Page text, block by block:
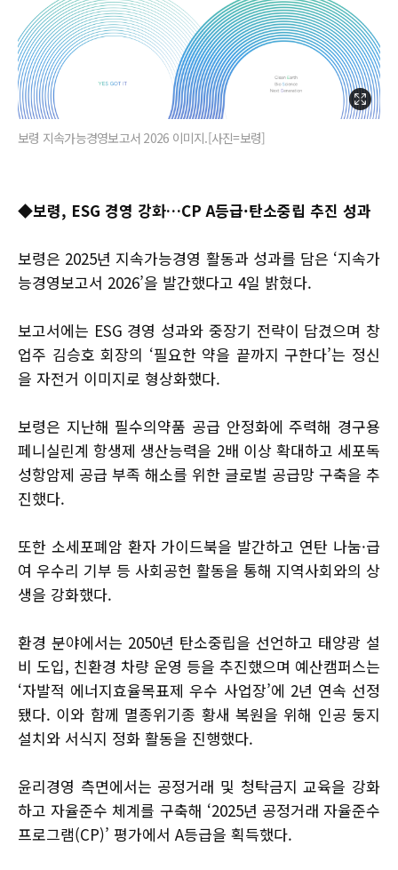
보령 지속가능경영보고서 2026 이미지.[사진=보령]
◆보령, ESG 경영 강화…CP A등급·탄소중립 추진 성과
보령은 2025년 지속가능경영 활동과 성과를 담은 ‘지속가
능경영보고서 2026’을 발간했다고 4일 밝혔다.
보고서에는 ESG 경영 성과와 중장기 전략이 담겼으며 창
업주 김승호 회장의 ‘필요한 약을 끝까지 구한다’는 정신
을 자전거 이미지로 형상화했다.
보령은 지난해 필수의약품 공급 안정화에 주력해 경구용
페니실린계 항생제 생산능력을 2배 이상 확대하고 세포독
성항암제 공급 부족 해소를 위한 글로벌 공급망 구축을 추
진했다.
또한 소세포폐암 환자 가이드북을 발간하고 연탄 나눔·급
여 우수리 기부 등 사회공헌 활동을 통해 지역사회와의 상
생을 강화했다.
환경 분야에서는 2050년 탄소중립을 선언하고 태양광 설
비 도입, 친환경 차량 운영 등을 추진했으며 예산캠퍼스는
‘자발적 에너지효율목표제 우수 사업장’에 2년 연속 선정
됐다. 이와 함께 멸종위기종 황새 복원을 위해 인공 둥지
설치와 서식지 정화 활동을 진행했다.
윤리경영 측면에서는 공정거래 및 청탁금지 교육을 강화
하고 자율준수 체계를 구축해 ‘2025년 공정거래 자율준수
프로그램(CP)’ 평가에서 A등급을 획득했다.